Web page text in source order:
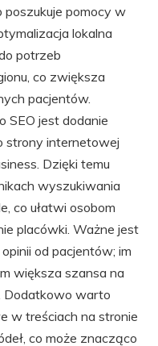
poszukuje pomocy w
lokalna
potrzeb
co zwiększa
pacjentów.
SEO jest dodanie
strony internetowej
Dzięki temu
wyszukiwania
co ułatwi osobom
placówki. Ważne jest
od pacjentów; im
większa szansa na
Dodatkowo warto
w treściach na stronie
co może znacząco